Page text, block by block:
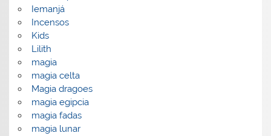
Iemanjá
Incensos
Kids
Lilith
magia
magia celta
Magia dragoes
magia egipcia
magia fadas
magia lunar